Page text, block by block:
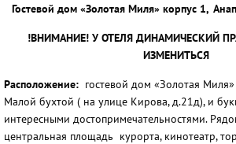
Гостевой дом «Золотая Миля» корпус 1,
!ВНИМАНИЕ! У ОТЕЛЯ ДИНАМИЧЕСКИЙ
ИЗМЕНИТЬСЯ
Расположение: гостевой дом «Золотая
Малой бухтой ( на улице Кирова, д.21д), и
интересными достопримечательностями.
центральная площадь курорта, кинотеатр,